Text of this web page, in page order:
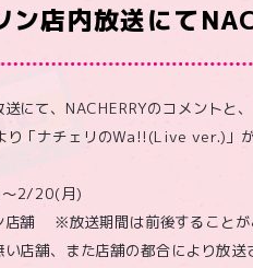
ン店内放送にて
送にて、NACHERRYのコメ
「ナチェリのWa!!(Live ver.)」が
2/20(月)
店舗 ※放送期間は前後することが
店舗、また店舗の都合により放送